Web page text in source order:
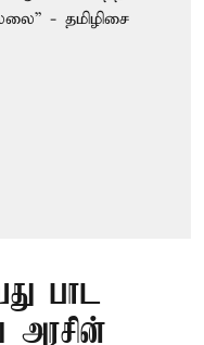
பாட
அரசின்